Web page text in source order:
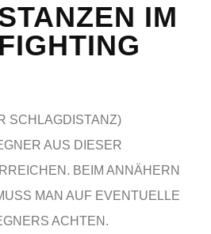
IM
SCHLAGDISTANZ)
AUS DIESER
BEIM ANNÄHERN
MAN AUF EVENTUELLE
ACHTEN.